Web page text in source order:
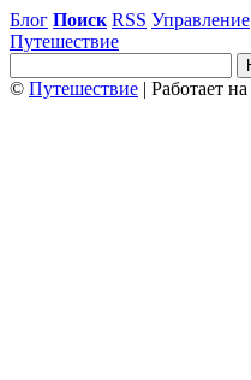
Блог Поиск RSS Управление
Путешествие
© Путешествие | Работает на